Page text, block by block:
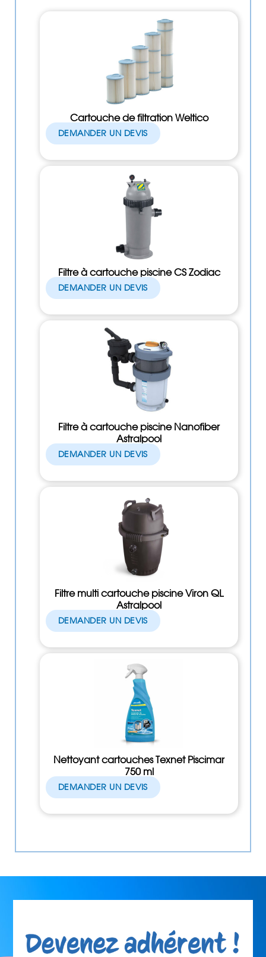
Cartouche de filtration Weltico
DEMANDER UN DEVIS
Filtre à cartouche piscine CS Zodiac
DEMANDER UN DEVIS
Filtre à cartouche piscine Nanofiber
Astralpool
DEMANDER UN DEVIS
Filtre multi cartouche piscine Viron QL
Astralpool
DEMANDER UN DEVIS
Nettoyant cartouches Texnet Piscimar
750 ml
DEMANDER UN DEVIS